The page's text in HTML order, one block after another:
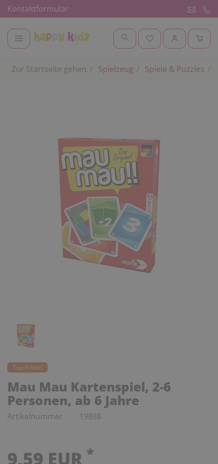
Kontaktformular
Zur Startseite gehen Spielzeug Spiele & Puzzles
Top-Artikel
Mau Mau Kartenspiel, 2-6
Personen, ab 6 Jahre
Artikelnummer 19888
9,59 EUR *